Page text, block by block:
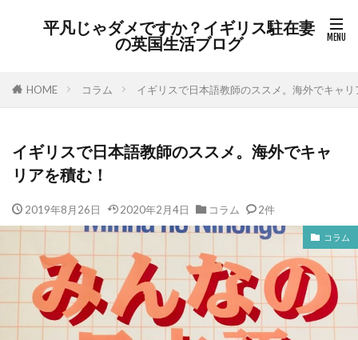
平凡じゃダメですか？イギリス駐在妻
の英国生活ブログ
HOME コラム イギリスで日本語教師のススメ。海外でキャ
イギリスで日本語教師のススメ。海外でキャ
リアを積む！
2019年8月26日 2020年2月4日 コラム 2件
コラム